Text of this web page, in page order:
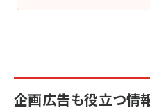
企画広告も役立つ情